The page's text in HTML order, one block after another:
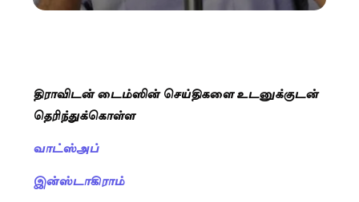
திராவிடன் டைம்ஸின் செய்திகளை உடனுக்குடன்
தெரிந்துக்கொள்ள
வாட்ஸ்அப்
இன்ஸ்டாகிராம்